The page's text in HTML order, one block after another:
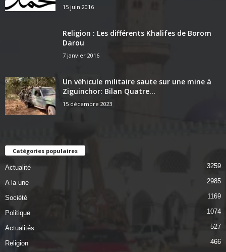
15 juin 2016
Religion : Les différents Khalifes de Borom
Darou
7 janvier 2016
Un véhicule militaire saute sur une mine à
Ziguinchor: Bilan Quatre...
15 décembre 2023
Catégories populaires
Actualité 3259
A la une 2985
Société 1169
Politique 1074
Actualités 527
Religion 466